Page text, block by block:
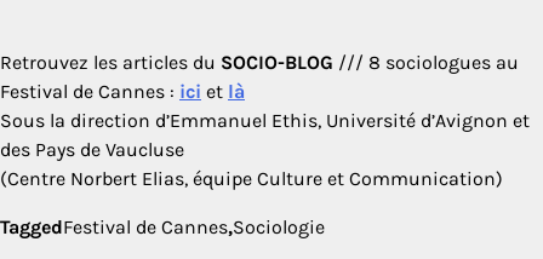
Retrouvez les articles du SOCIO-BLOG /// 8 sociologues au
Festival de Cannes : ici et là
Sous la direction d’Emmanuel Ethis, Université d’Avignon et
des Pays de Vaucluse
(Centre Norbert Elias, équipe Culture et Communication)
TaggedFestival de Cannes,Sociologie